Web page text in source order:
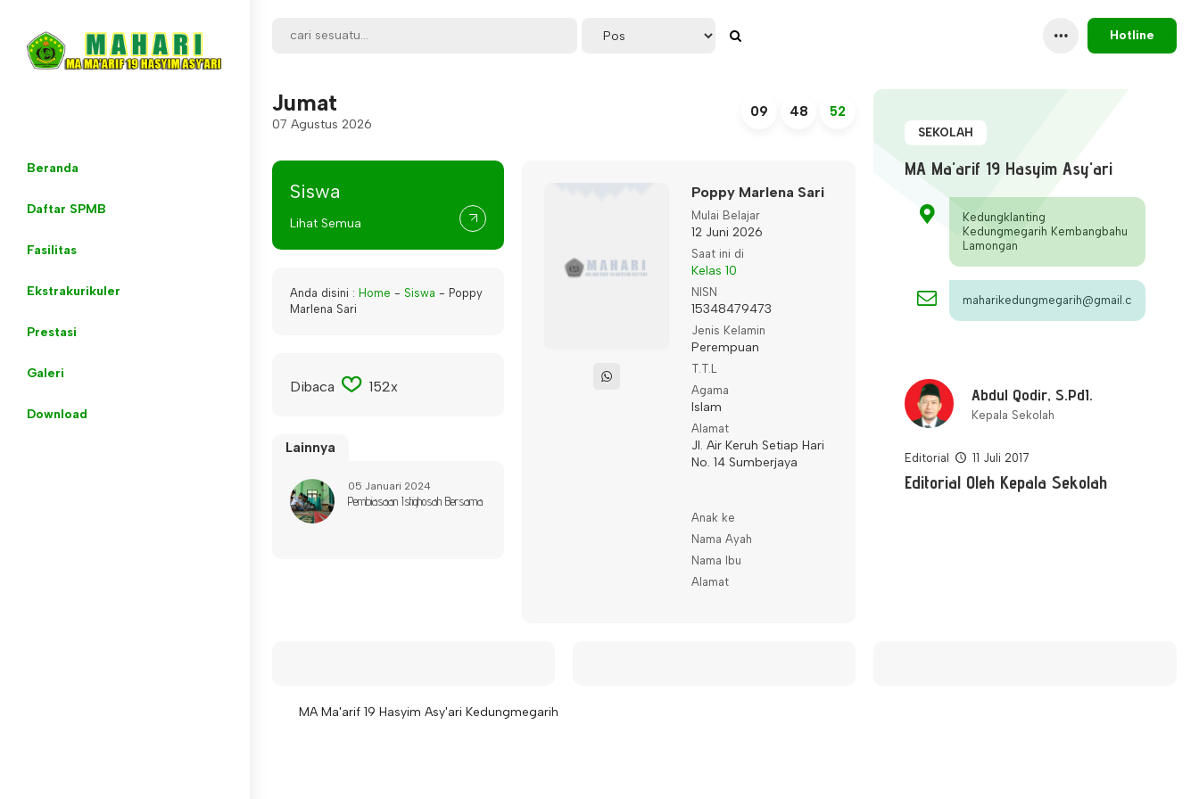
Beranda
Daftar SPMB
Fasilitas
Ekstrakurikuler
Prestasi
Galeri
Download
Hotline
Jumat
07 Agustus 2026
09 48 52
Poppy Marlena Sari
Mulai Belajar
12 Juni 2026
Saat ini di
Kelas 10
NISN
15348479473
Jenis Kelamin
Perempuan
T.T.L
Agama
Islam
Alamat
Jl. Air Keruh Setiap Hari
No. 14 Sumberjaya
Anak ke
Nama Ayah
Nama Ibu
Alamat
Siswa
Lihat Semua
Anda disini : Home - Siswa - Poppy
Marlena Sari
Dibaca 152x
Lainnya
05 Januari 2024
Pembiasaan Istighosah Bersama
SEKOLAH
MA Ma'arif 19 Hasyim Asy'ari
Kedungklanting
Kedungmegarih Kembangbahu
Lamongan
maharikedungmegarih@gmail.com
Abdul Qodir, S.PdI.
Kepala Sekolah
Editorial 11 Juli 2017
Editorial Oleh Kepala Sekolah
MA Ma'arif 19 Hasyim Asy'ari Kedungmegarih